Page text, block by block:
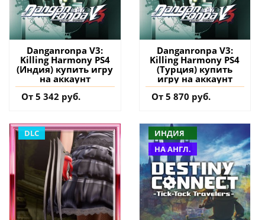
Danganronpa V3:
Killing Harmony PS4
(Индия) купить игру
на аккаунт
От 5 342 руб.
Danganronpa V3:
Killing Harmony PS4
(Турция) купить
игру на аккаунт
От 5 870 руб.
DLC
ИНДИЯ
НА АНГЛ.